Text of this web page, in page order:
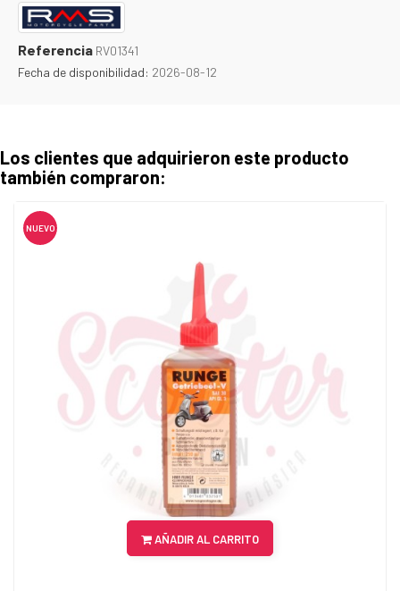
Referencia RV01341
Fecha de disponibilidad: 2026-08-12
Los clientes que adquirieron este producto
también compraron:
NUEVO
AÑADIR AL CARRITO